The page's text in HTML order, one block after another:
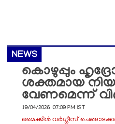
NEWS
കൊഴുപ്പും
ശക്തമായ
വേണമെന്ന്
19/04/2026 07:09 PM IST
മൈക്കിൾ വർഗ്ഗീസ്